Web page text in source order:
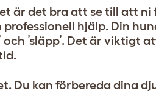
är det bra att se till att ni
hjälp. Din
och ’släpp’. Det är viktigt
Du kan förbereda dina